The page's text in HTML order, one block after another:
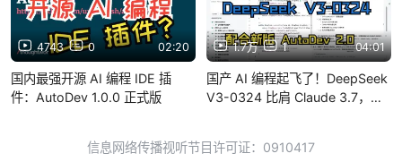
4743 0 02:20
国内最强开源 AI 编程 IDE 插
件：AutoDev 1.0.0 正式版
1.7万 1 04:01
国产 AI 编程起飞了！DeepSeek
V3-0324 比肩 Claude 3.7，配
信息网络传播视听节目许可证：0910417